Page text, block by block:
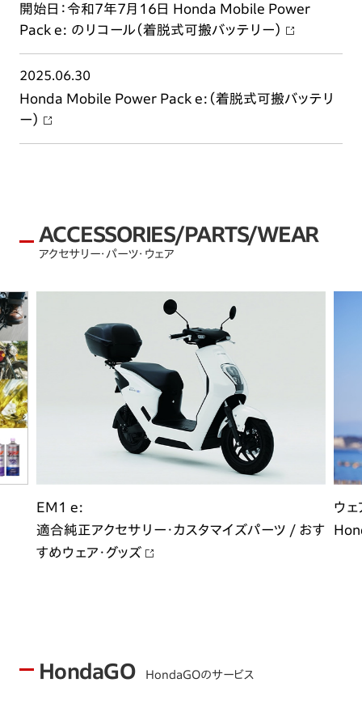
開始日：令和7年7月16日 Honda Mobile Power
Pack e: のリコール（着脱式可搬バッテリー）
2025.06.30
Honda Mobile Power Pack e:（着脱式可搬バッテリ
ー）
ACCESSORIES/PARTS/WEAR
アクセサリー・パーツ・ウェア
EM1 e:
適合純正アクセサリー・カスタマイズパーツ / おす
すめウェア・グッズ
ウェ
HondaGO HondaGOのサービス